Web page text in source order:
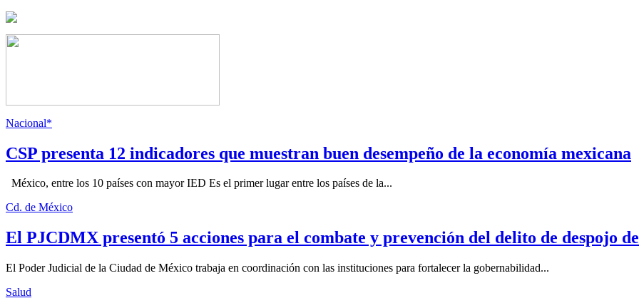
Nacional*
CSP presenta 12 indicadores que muestran buen desempeño de la economía mexicana
México, entre los 10 países con mayor IED Es el primer lugar entre los países de la...
Cd. de México
El PJCDMX presentó 5 acciones para el combate y prevención del delito de despojo
El Poder Judicial de la Ciudad de México trabaja en coordinación con las instituciones para fortalecer la gobernabilidad...
Salud